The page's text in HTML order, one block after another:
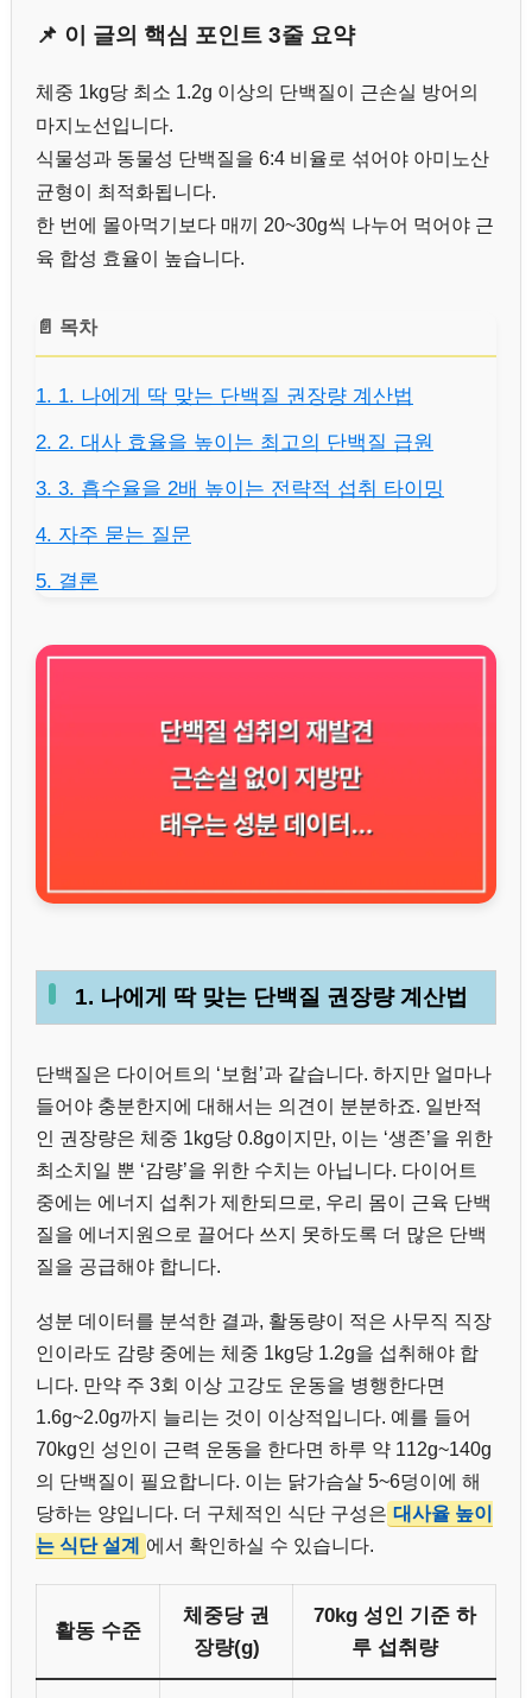
📌 이 글의 핵심 포인트 3줄 요약
체중 1kg당 최소 1.2g 이상의 단백질이 근손실 방어의
마지노선입니다.
식물성과 동물성 단백질을 6:4 비율로 섞어야 아미노산
균형이 최적화됩니다.
한 번에 몰아먹기보다 매끼 20~30g씩 나누어 먹어야 근
육 합성 효율이 높습니다.
📄 목차
1. 1. 나에게 딱 맞는 단백질 권장량 계산법
2. 2. 대사 효율을 높이는 최고의 단백질 급원
3. 3. 흡수율을 2배 높이는 전략적 섭취 타이밍
4. 자주 묻는 질문
5. 결론
1. 나에게 딱 맞는 단백질 권장량 계산법
단백질은 다이어트의 ‘보험’과 같습니다. 하지만 얼마나
들어야 충분한지에 대해서는 의견이 분분하죠. 일반적
인 권장량은 체중 1kg당 0.8g이지만, 이는 ‘생존’을 위한
최소치일 뿐 ‘감량’을 위한 수치는 아닙니다. 다이어트
중에는 에너지 섭취가 제한되므로, 우리 몸이 근육 단백
질을 에너지원으로 끌어다 쓰지 못하도록 더 많은 단백
질을 공급해야 합니다.
성분 데이터를 분석한 결과, 활동량이 적은 사무직 직장
인이라도 감량 중에는 체중 1kg당 1.2g을 섭취해야 합
니다. 만약 주 3회 이상 고강도 운동을 병행한다면
1.6g~2.0g까지 늘리는 것이 이상적입니다. 예를 들어
70kg인 성인이 근력 운동을 한다면 하루 약 112g~140g
의 단백질이 필요합니다. 이는 닭가슴살 5~6덩이에 해
당하는 양입니다. 더 구체적인 식단 구성은 대사율 높이
는 식단 설계
에서 확인하실 수 있습니다.
활동 수준
체중당 권
장량(g)
70kg 성인 기준 하
루 섭취량